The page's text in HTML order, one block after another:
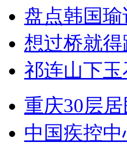
盘点韩国
想过桥就
祁连山下
重庆30层
中国疾控